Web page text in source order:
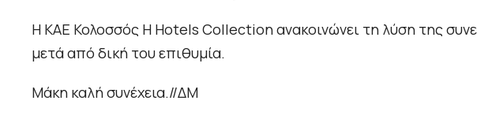
Η ΚΑΕ Κολοσσός H Hotels Collection ανακοινώνει τη λύση της
μετά από δική του επιθυμία.
Μάκη καλή συνέχεια.//ΔΜ